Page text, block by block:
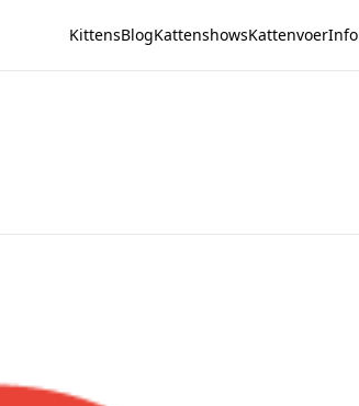
KittensBlogKattenshowsKattenvoerInfo